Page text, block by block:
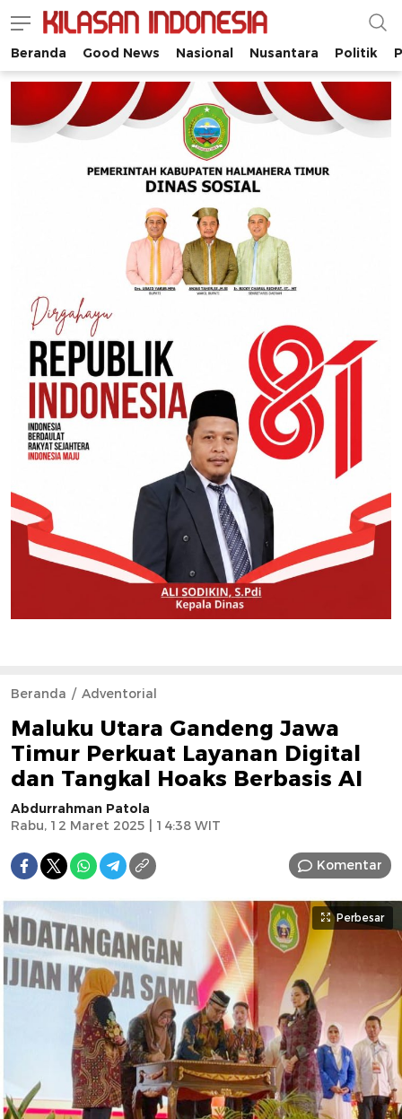
Kilasan Indonesia
Satu-satunya di Indonesia
Beranda Good News Nasional Nusantara Politik
Beranda Adventorial
Maluku Utara Gandeng Jawa
Timur Perkuat Layanan Digital
dan Tangkal Hoaks Berbasis AI
Abdurrahman Patola
Rabu, 12 Maret 2025 | 14:38 WIT
Komentar
Perbesar